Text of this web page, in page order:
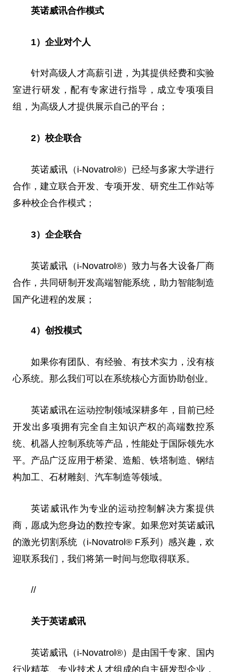
英诺威讯合作模式
1）企业对个人
针对高级人才高薪引进，为其提供经费和实验
室进行研发，配有专家进行指导，成立专项项目
组，为高级人才提供展示自己的平台 ；
2）校企联合
英诺威讯（i-Novatrol®）已经与多家大学进行
合作，建立联合开发、专项开发、研究生工作站等
多种校企合作模式；
3）企企联合
英诺威讯（i-Novatrol®）致力与各大设备厂商
合作，共同研制开发高端智能系统，助力智能制造
国产化进程的发展；
4）创投模式
如果你有团队、有经验、有技术实力，没有核
心系统。那么我们可以在系统核心方面协助创业。
英诺威讯在运动控制领域深耕多年，目前已经
开发出多项拥有完全自主知识产权 的高端数控系
统、机器人控制系统等产品，性能处于国际领先水
平。产品广泛应用于桥梁、造船、铁塔制造、钢结
构加工、石材雕刻、汽车制造等领域。
英诺威讯作为专业的运动控制解决方案提供
商，愿成为您身边的数控专家。如果您对英诺威讯
的激光切割系统（i-Novatrol® F系列）感兴趣，欢
迎联系我们，我们将第一时间与您取得联系。
//
关于英诺威讯
英诺威讯（i-Novatrol®）是由国千专家、国内
行业精英、专业技术人才组成的自主研发型企业，